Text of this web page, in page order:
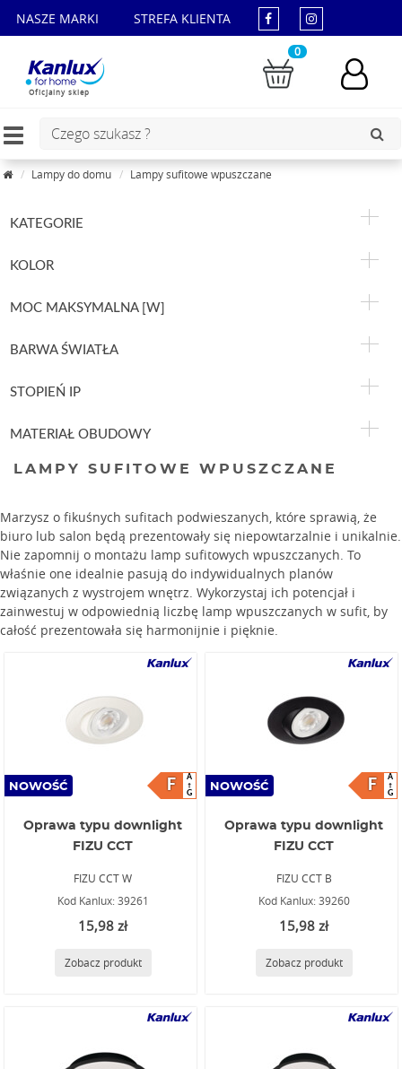
NASZE MARKI STREFA KLIENTA
Oficjalny sklep
0
Toggle
Lampy do domu Lampy sufitowe wpuszczane
KATEGORIE
KOLOR
MOC MAKSYMALNA [W]
BARWA ŚWIATŁA
STOPIEŃ IP
MATERIAŁ OBUDOWY
LAMPY SUFITOWE WPUSZCZANE
Marzysz o fikuśnych sufitach podwieszanych, które sprawią, że
biuro lub salon będą prezentowały się niepowtarzalnie i unikalnie.
Nie zapomnij o montażu lamp sufitowych wpuszczanych. To
właśnie one idealnie pasują do indywidualnych planów
związanych z wystrojem wnętrz. Wykorzystaj ich potencjał i
zainwestuj w odpowiednią liczbę lamp wpuszczanych w sufit, by
całość prezentowała się harmonijnie i pięknie.
F
A
G
NOWOŚĆ
Oprawa typu downlight
FIZU CCT
FIZU CCT W
Kod Kanlux: 39261
15,98 zł
Zobacz produkt
F
A
G
NOWOŚĆ
Oprawa typu downlight
FIZU CCT
FIZU CCT B
Kod Kanlux: 39260
15,98 zł
Zobacz produkt